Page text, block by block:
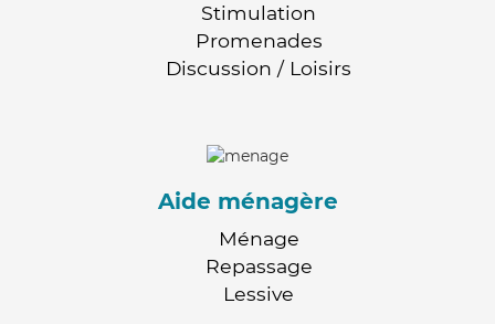
Stimulation
Promenades
Discussion / Loisirs
Aide ménagère
Ménage
Repassage
Lessive